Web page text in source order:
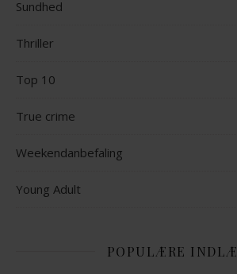
Sundhed
Thriller
Top 10
True crime
Weekendanbefaling
Young Adult
POPULÆRE